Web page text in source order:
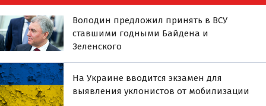
Володин предложил принять в ВСУ
ставшими годными Байдена и
Зеленского
На Украине вводится экзамен для
выявления уклонистов от мобилизации